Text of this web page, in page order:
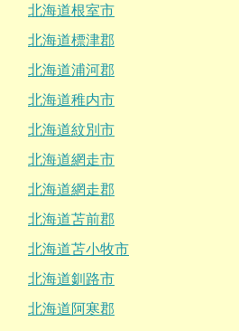
北海道根室市
北海道標津郡
北海道浦河郡
北海道稚内市
北海道紋別市
北海道網走市
北海道網走郡
北海道苫前郡
北海道苫小牧市
北海道釧路市
北海道阿寒郡